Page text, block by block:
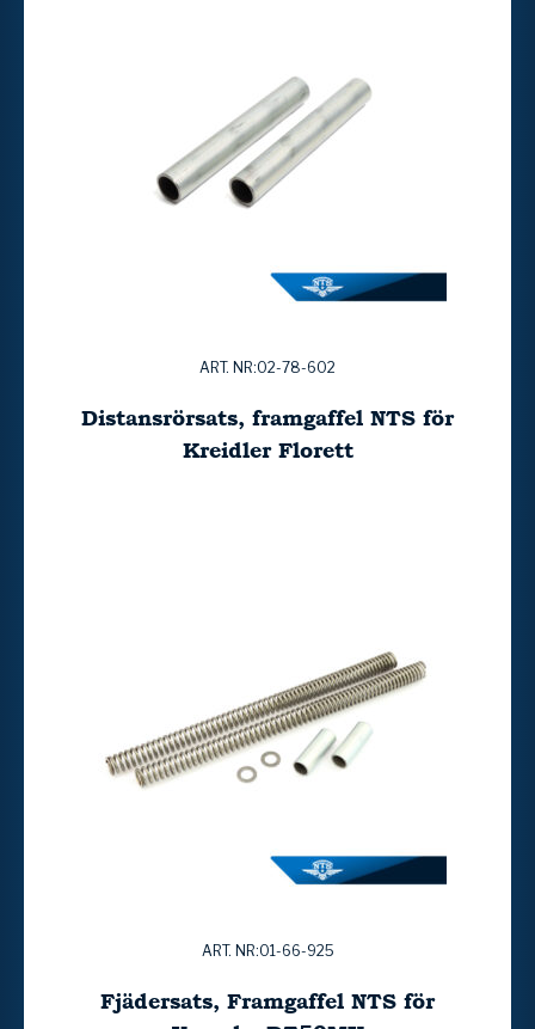
ART. NR:02-78-602
Distansrörsats, framgaffel NTS för
Kreidler Florett
ART. NR:01-66-925
Fjädersats, Framgaffel NTS för